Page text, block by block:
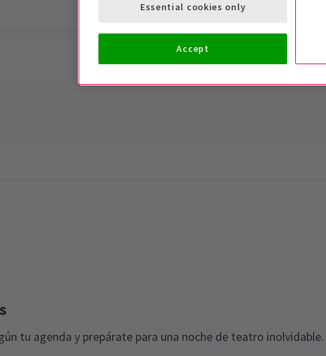
tu agenda y prepárate para una noche de teatro inolvidable.
Essential cookies only
Accept